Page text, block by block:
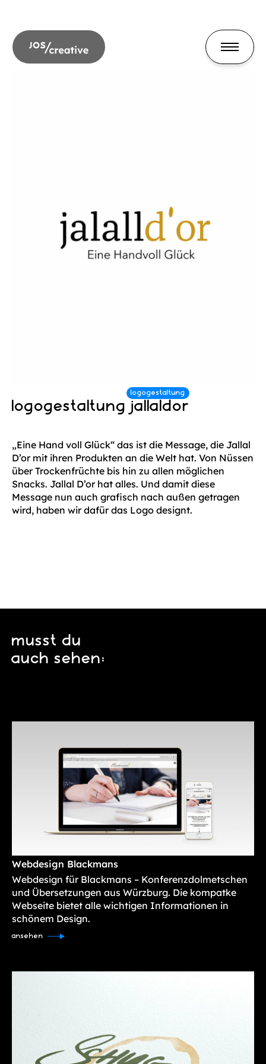
logogestaltung jallaldor
„Eine Hand voll Glück“ das ist die Message, die Jallal
D’or mit ihren Produkten an die Welt hat. Von Nüssen
über Trockenfrüchte bis hin zu allen möglichen
Snacks. Jallal D’or hat alles. Und damit diese
Message nun auch grafisch nach außen getragen
wird, haben wir dafür das Logo designt.
musst du
auch sehen:
Webdesign Blackmans
Webdesign für Blackmans – Konferenzdolmetschen
und Übersetzungen aus Würzburg. Die kompatke
Webseite bietet alle wichtigen Informationen in
schönem Design.
ansehen